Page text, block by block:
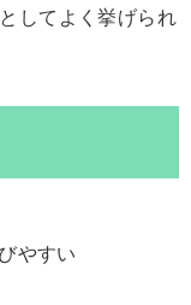
してよく挙げられ
やすい